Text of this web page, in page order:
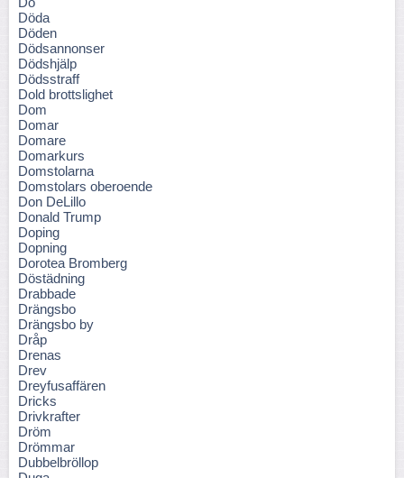
Döda
Döden
Dödsannonser
Dödshjälp
Dödsstraff
Dold brottslighet
Dom
Domar
Domare
Domarkurs
Domstolarna
Domstolars oberoende
Don DeLillo
Donald Trump
Doping
Dopning
Dorotea Bromberg
Döstädning
Drabbade
Drängsbo
Drängsbo by
Dråp
Drenas
Drev
Dreyfusaffären
Dricks
Drivkrafter
Dröm
Drömmar
Dubbelbröllop